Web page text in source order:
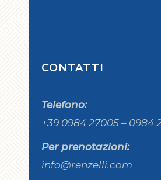
CONTATTI
Telefono:
+39 0984 27005 – 0984
Per prenotazioni:
info@renzelli.com